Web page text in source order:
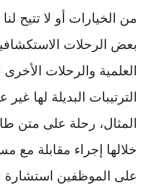
من الخيارات أو لا تتيح
بعض الرحلات
العلمية والرحلات
الترتيبات البديلة لها
المثال، رحلة على متن
خلالها إجراء مقابلة مع
على الموظفين استشارة